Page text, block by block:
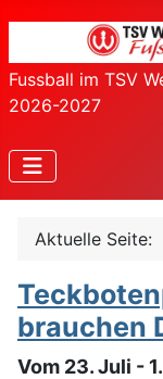
Fussball im TSV
2026-2027
Aktuelle Seite:
brauchen
Vom 23. Juli -